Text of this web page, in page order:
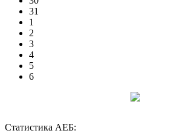
31
1
2
3
4
5
6
Статистика АЕБ: